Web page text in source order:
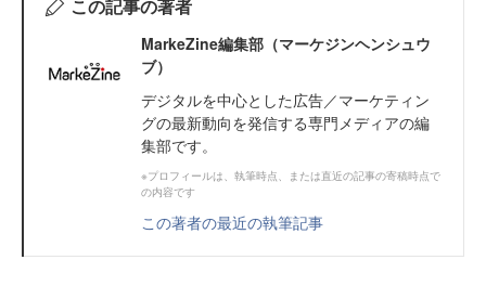
この記事の著者
MarkeZine編集部（マーケジンヘンシュウ
ブ）
デジタルを中心とした広告／マーケティン
グの最新動向を発信する専門メディアの編
集部です。
※プロフィールは、執筆時点、または直近の記事の寄稿時点で
の内容です
この著者の最近の執筆記事